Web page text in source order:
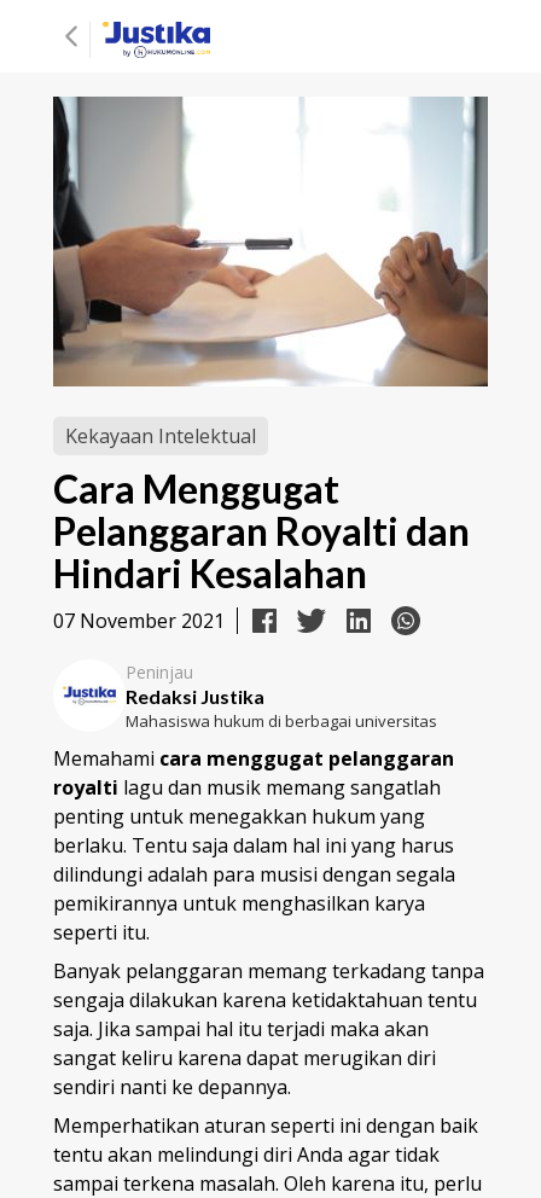
Kekayaan Intelektual
Cara Menggugat
Pelanggaran Royalti dan
Hindari Kesalahan
07 November 2021
Peninjau
Redaksi Justika
Mahasiswa hukum di berbagai universitas
Memahami cara menggugat pelanggaran
royalti lagu dan musik memang sangatlah
penting untuk menegakkan hukum yang
berlaku. Tentu saja dalam hal ini yang harus
dilindungi adalah para musisi dengan segala
pemikirannya untuk menghasilkan karya
seperti itu.
Banyak pelanggaran memang terkadang tanpa
sengaja dilakukan karena ketidaktahuan tentu
saja. Jika sampai hal itu terjadi maka akan
sangat keliru karena dapat merugikan diri
sendiri nanti ke depannya.
Memperhatikan aturan seperti ini dengan baik
tentu akan melindungi diri Anda agar tidak
sampai terkena masalah. Oleh karena itu, perlu